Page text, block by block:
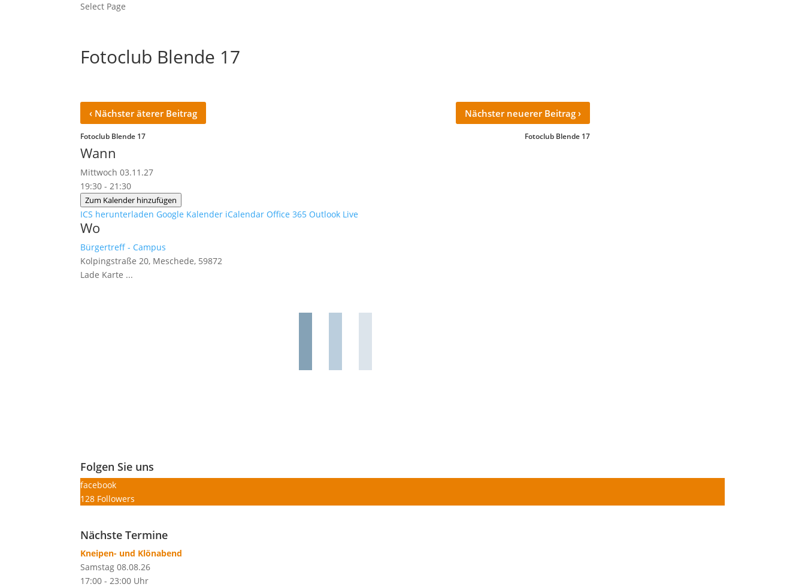
Select Page
Fotoclub Blende 17
‹ Nächster äterer Beitrag
Fotoclub Blende 17
Nächster neuerer Beitrag›
Fotoclub Blende 17
Wann
Mittwoch 03.11.27
19:30 - 21:30
Zum Kalender hinzufügen
ICS herunterladen Google Kalender iCalendar Office 365 Outlook Live
Wo
Bürgertreff - Campus
Kolpingstraße 20, Meschede, 59872
Lade Karte ...
Folgen Sie uns
facebook
128 Followers
Nächste Termine
Kneipen- und Klönabend
Samstag 08.08.26
17:00 - 23:00 Uhr